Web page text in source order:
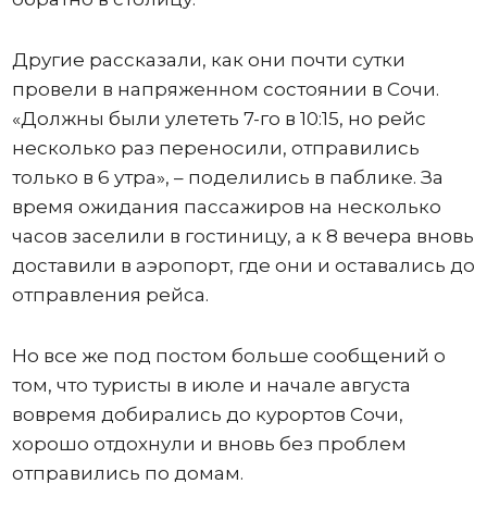
Другие рассказали, как они почти сутки
провели в напряженном состоянии в Сочи.
«Должны были улететь 7-го в 10:15, но рейс
несколько раз переносили, отправились
только в 6 утра», – поделились в паблике. За
время ожидания пассажиров на несколько
часов заселили в гостиницу, а к 8 вечера вновь
доставили в аэропорт, где они и оставались до
отправления рейса.
Но все же под постом больше сообщений о
том, что туристы в июле и начале августа
вовремя добирались до курортов Сочи,
хорошо отдохнули и вновь без проблем
отправились по домам.